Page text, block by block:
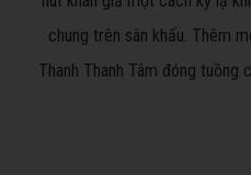
chung trên sân khấu. Thêm
Thanh Thanh Tâm đóng tuồng